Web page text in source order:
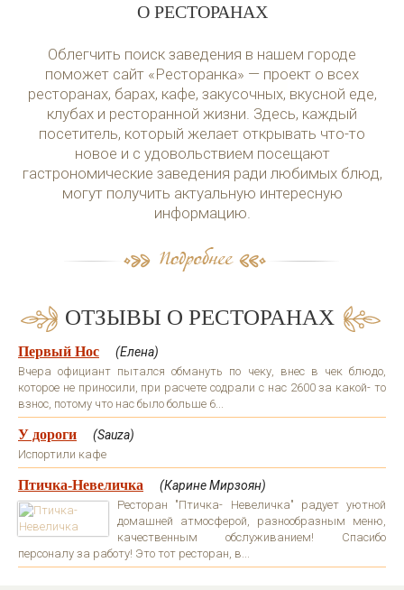
О РЕСТОРАНАХ
Облегчить поиск заведения в нашем городе
поможет сайт «Ресторанка» — проект о всех
ресторанах, барах, кафе, закусочных, вкусной еде,
клубах и ресторанной жизни. Здесь, каждый
посетитель, который желает открывать что-то
новое и с удовольствием посещают
гастрономические заведения ради любимых блюд,
могут получить актуальную интересную
информацию.
ОТЗЫВЫ О РЕСТОРАНАХ
Первый Нос (Елена)
Вчера официант пытался обмануть по чеку, внес в чек блюдо,
которое не приносили, при расчете содрали с нас 2600 за какой- то
взнос, потому что нас было больше 6...
У дороги (Sauza)
Испортили кафе
Птичка-Невеличка (Карине Мирзоян)
Ресторан "Птичка- Невеличка" радует уютной
домашней атмосферой, разнообразным меню,
качественным обслуживанием! Спасибо
персоналу за работу! Это тот ресторан, в...